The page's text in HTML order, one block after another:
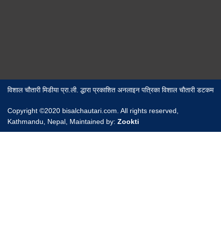
विशाल चौतारी मिडीया प्रा.ली. द्धारा प्रकाशित अनलाइन पत्रिका विशाल चौतारी डटकम
Copyright ©2020 bisalchautari.com. All rights reserved,
Kathmandu, Nepal, Maintained by: Zookti